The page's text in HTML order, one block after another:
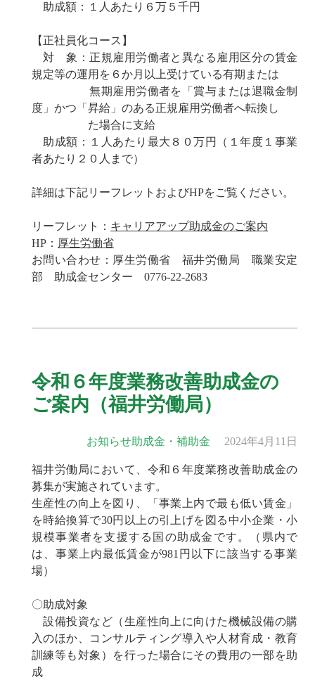
助成額：１人あたり６万５千円
【正社員化コース】
対 象：正規雇用労働者と異なる雇用区分の賃金
規定等の運用を６か月以上受けている有期または
無期雇用労働者を「賞与または退職金制
度」かつ「昇給」のある正規雇用労働者へ転換し
た場合に支給
助成額：１人あたり最大８０万円（１年度１事業
者あたり２０人まで）
詳細は下記リーフレットおよびHPをご覧ください。
リーフレット： キャリアアップ助成金のご案内
HP： 厚生労働省
お問い合わせ：厚生労働省 福井労働局 職業安定
部 助成金センター 0776-22-2683
令和６年度業務改善助成金の
ご案内（福井労働局）
お知らせ助成金・補助金 2024年4月11日
福井労働局において、令和６年度業務改善助成金の
募集が実施されています。
生産性の向上を図り、「事業上内で最も低い賃金」
を時給換算で30円以上の引上げを図る中小企業・小
規模事業者を支援する国の助成金です。（県内で
は、事業上内最低賃金が981円以下に該当する事業
場）
〇助成対象
設備投資など（生産性向上に向けた機械設備の購
入のほか、コンサルティング導入や人材育成・教育
訓練等も対象）を行った場合にその費用の一部を助
成